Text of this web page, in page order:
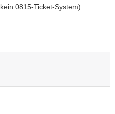
0815-Ticket-System)